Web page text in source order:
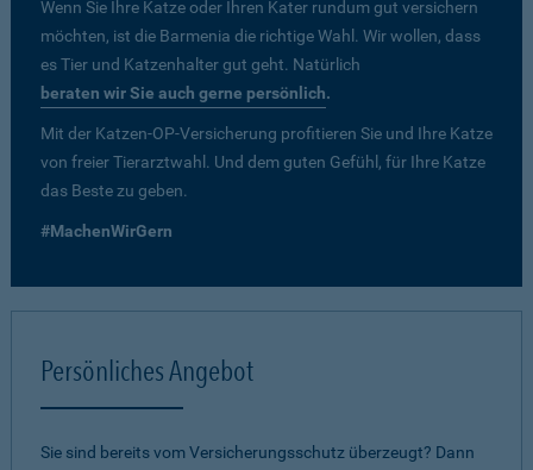
Wenn Sie Ihre Katze oder Ihren Kater rundum gut versichern
möchten, ist die Barmenia die richtige Wahl. Wir wollen, dass
es Tier und Katzenhalter gut geht. Natürlich
beraten wir Sie auch gerne persönlich.
Mit der Katzen-OP-Versicherung profitieren Sie und Ihre Katze
von freier Tierarztwahl. Und dem guten Gefühl, für Ihre Katze
das Beste zu geben.
#MachenWirGern
Persönliches Angebot
Sie sind bereits vom Versicherungsschutz überzeugt? Dann